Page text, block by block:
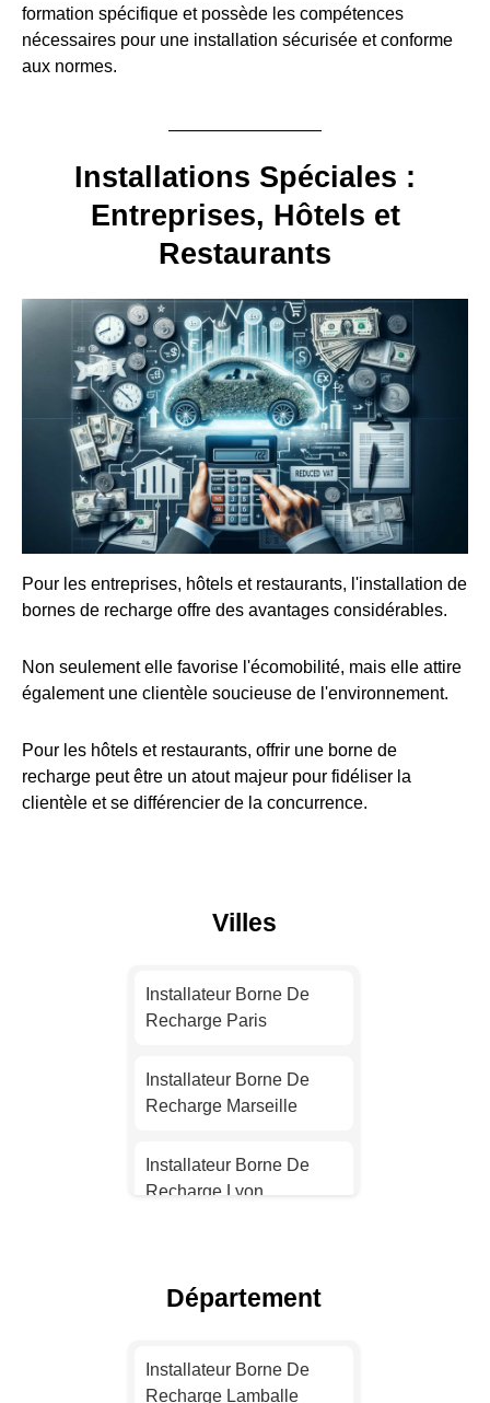
formation spécifique et possède les compétences
nécessaires pour une installation sécurisée et conforme
aux normes.
Installations Spéciales :
Entreprises, Hôtels et
Restaurants
Pour les entreprises, hôtels et restaurants, l'installation de
bornes de recharge offre des avantages considérables.
Non seulement elle favorise l'écomobilité, mais elle attire
également une clientèle soucieuse de l'environnement.
Pour les hôtels et restaurants, offrir une borne de
recharge peut être un atout majeur pour fidéliser la
clientèle et se différencier de la concurrence.
Villes
Installateur Borne De
Recharge Paris
Installateur Borne De
Recharge Marseille
Installateur Borne De
Recharge Lyon
Recharge Nice
Département
Installateur Borne De
Recharge Lamballe